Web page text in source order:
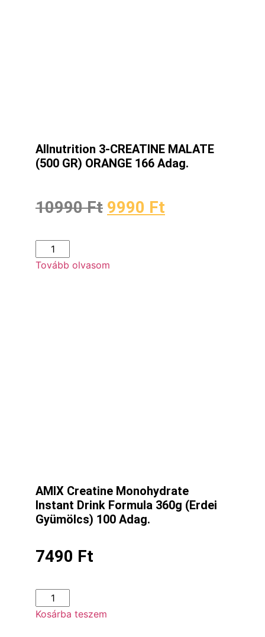
Allnutrition 3-CREATINE MALATE
(500 GR) ORANGE 166 Adag.
10990Ft 9990 Ft
Tovább olvasom
AMIX Creatine Monohydrate
Instant Drink Formula 360g (Erdei
Gyümölcs) 100 Adag.
7490 Ft
Kosárba teszem